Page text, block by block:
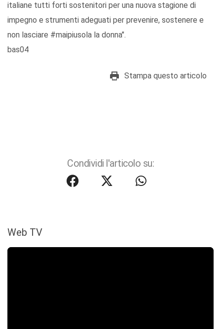
italiane tutti forti sostenitori per una nuova stagione di
impegno e strumenti adeguati per prevenire, sostenere e
non lasciare #maipiusola la donna".
bas04
Stampa questo articolo
Condividi l'articolo su:
Web TV